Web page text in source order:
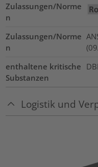
Zulassungen/Norme
n
Zulassungen/Norme
n
enthaltene kritische
Substanzen
Logistik und